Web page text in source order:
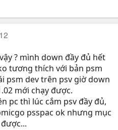
? mình down đầy đủ hết
tương thích với bản psm
psm dev trên psv giờ down
mới chạy được.
pc thì lúc cắm psv đầy đủ,
psspac ok nhưng mục